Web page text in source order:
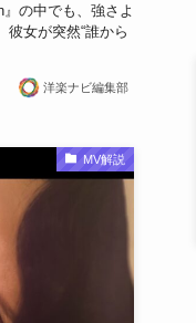
の中でも、強さよ
女が突然“誰から
洋楽ナビ編集部
MV解説